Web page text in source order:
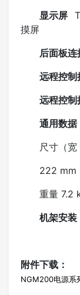
显示屏
摸屏
后面板连
远程控制
远程控制
通用数据
尺寸（宽
222 mm
重量 7.2
机架安装
附件下载：
NGM200电源系